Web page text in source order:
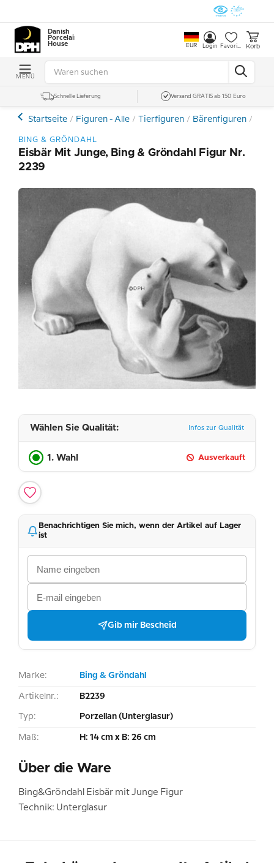
Danish
Porcelain
House
EUR Login Favoriten Korb
MENÜ
Schnelle Lieferung Versand GRATIS ab 150 Euro
Startseite Figuren - Alle Tierfiguren Bärenfiguren
BING & GRÖNDAHL
Eisbär Mit Junge, Bing & Gröndahl Figur Nr.
2239
Wählen Sie Qualität: Infos zur Qualität
1. Wahl Ausverkauft
Benachrichtigen Sie mich, wenn der Artikel auf Lager
ist
Gib mir Bescheid
Marke: Bing & Gröndahl
Artikelnr.: B2239
Typ: Porzellan (Unterglasur)
Maß: H: 14 cm x B: 26 cm
Über die Ware
Bing&Gröndahl Eisbär mit Junge Figur
Technik: Unterglasur